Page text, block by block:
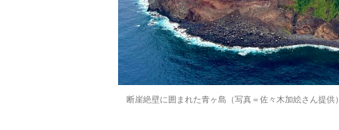
断崖絶壁に囲まれた青ヶ島（写真＝佐々木加絵さん提供）